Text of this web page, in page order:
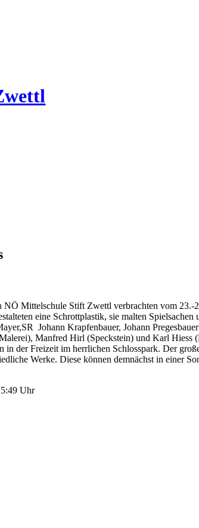
Mittelschule Stift Zwettl verbrachten vom 23.-
eine Schrottplastik, sie malten
Johann Krapfenbauer, Johann
Manfred Hirl (Speckstein) und Karl Hiess
in der Freizeit im herrlichen Schlosspark. Der
Werke. Diese können demnächst in einer
Uhr